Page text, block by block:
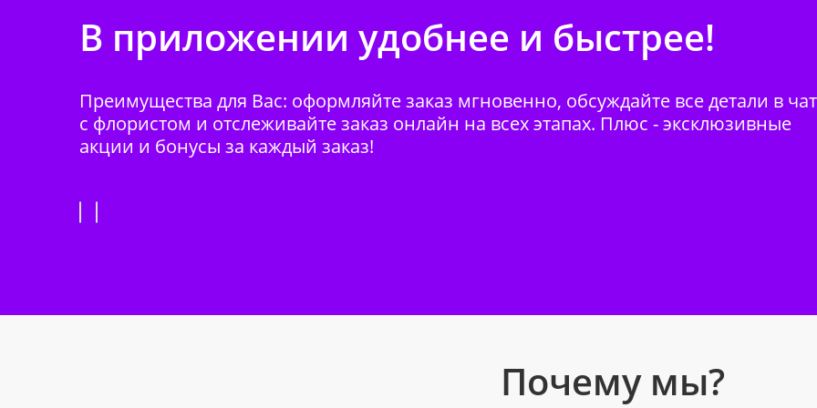
В приложении удобнее и быстрее!
Преимущества для Вас: оформляйте заказ мгновенно, обсуждайте все детали в
с флористом и отслеживайте заказ онлайн на всех этапах. Плюс - эксклюзивные
акции и бонусы за каждый заказ!
Почему мы?